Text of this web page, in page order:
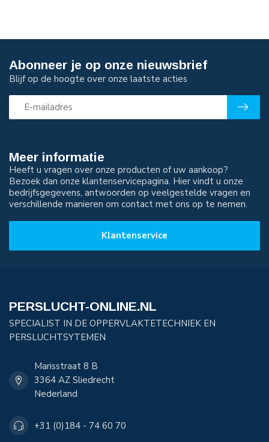
Meer informatie
Heeft u vragen over onze producten of uw aankoop?
Bezoek dan onze klantenservicepagina. Hier vindt u onze
bedrijfsgegevens, antwoorden op veelgestelde vragen en
verschillende manieren om contact met ons op te nemen.
Klantenservice
Abonneer je op onze nieuwsbrief
Blijf op de hoogte over onze laatste acties
PERSLUCHT-ONLINE.NL
SPECIALIST IN DE OPPERVLAKTETECHNIEK EN
PERSLUCHTSYTEMEN
Marisstraat 8 B
3364 AZ Sliedrecht
Nederland
+31 (0)184 - 74 60 70